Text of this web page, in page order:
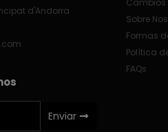
d'Andorra
Enviar
Cambios
Sobre
Formas
Política
FAQs